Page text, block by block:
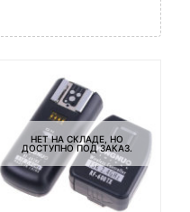
НЕТ НА СКЛАДЕ, НО
ДОСТУПНО ПОД ЗАКАЗ.